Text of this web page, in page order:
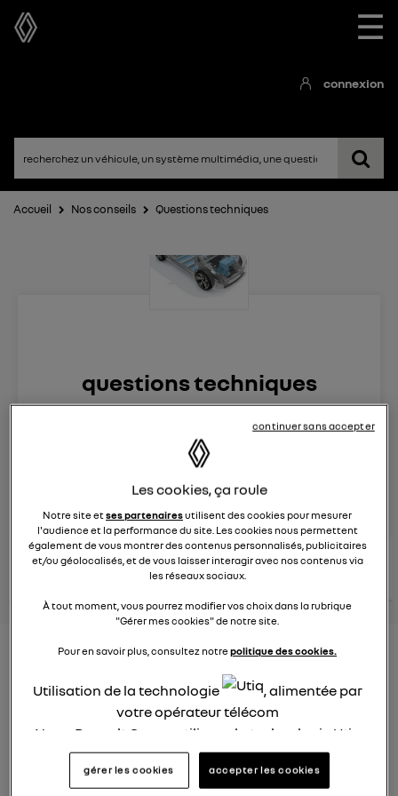
☰
connexion
Accueil Nos conseils Questions techniques
questions techniques
15:22
Véhicules RENAULT
posez une question
conseils Renault
consultez les
conseils
similaires
voir tous les
Consommation Hybride
rechargeable
26 janvier 2022
Bonjour,
Les cookies, ça roule
Notre site etses partenairesutilisent des cookies pour mesurer
l'audience et la performance du site. Les cookies nous permettent
également de vous montrer des contenus personnalisés, publicitaires
et/ou géolocalisés, et de vous laisser interagir avec nos contenus via
les réseaux sociaux.
À tout moment, vous pourrez modifier vos choix dans la rubrique
"Gérer mes cookies" de notre site.
Pour en savoir plus, consultez notrepolitique des cookies.
Utilisation de la technologie
, alimentée par
votre opérateur télécom
Nous, Renault Group, utilisons la technologie Utiq
pour nos activités digitales (telles que décrites
dans cette notice de consentement) et liées à
gérer les cookies accepter les cookies
continuer sans accepter